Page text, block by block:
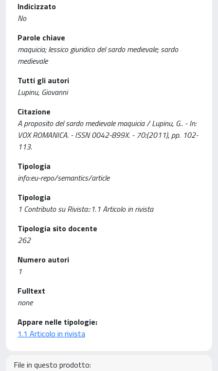
Indicizzato
No
Parole chiave
maquicia; lessico giuridico del sardo medievale; sardo
medievale
Tutti gli autori
Lupinu, Giovanni
Citazione
A proposito del sardo medievale maquicia / Lupinu, G.. - In:
VOX ROMANICA. - ISSN 0042-899X. - 70:(2011), pp. 102-
113.
Tipologia
info:eu-repo/semantics/article
Tipologia
1 Contributo su Rivista::1.1 Articolo in rivista
Tipologia sito docente
262
Numero autori
1
Fulltext
none
Appare nelle tipologie:
1.1 Articolo in rivista
File in questo prodotto: